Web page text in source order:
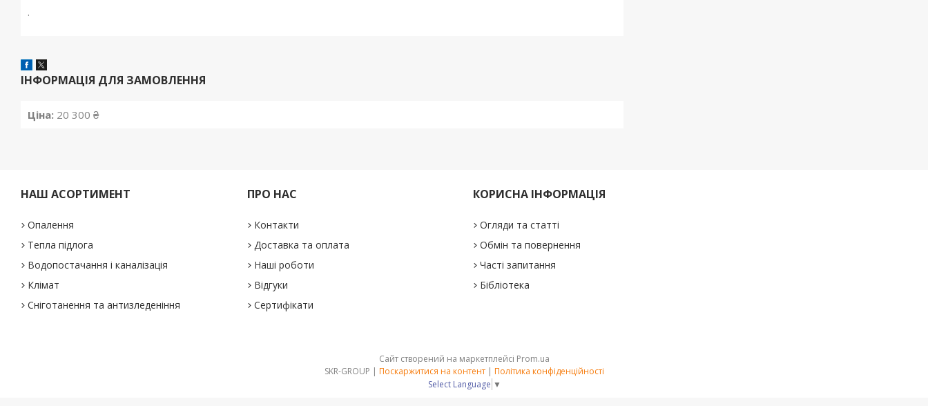
.
ІНФОРМАЦІЯ ДЛЯ ЗАМОВЛЕННЯ
Ціна: 20 300 ₴
НАШ АСОРТИМЕНТ
Опалення
Тепла підлога
Водопостачання і каналізація
Клімат
Сніготанення та антизледеніння
ПРО НАС
Контакти
Доставка та оплата
Наші роботи
Відгуки
Сертифікати
КОРИСНА ІНФОРМАЦІЯ
Огляди та статті
Обмін та повернення
Часті запитання
Бібліотека
Сайт створений на маркетплейсі Prom.ua
SKR-GROUP | Поскаржитися на контент | Політика конфіденційності
Select Language ▼